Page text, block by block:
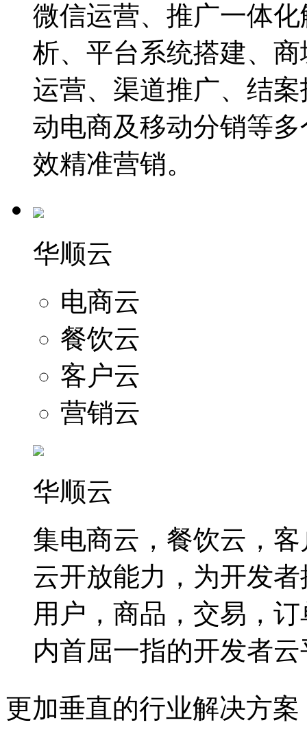
微信运营、推广一体
析、平台系统搭建、
运营、渠道推广、结
动电商及移动分销等
效精准营销。
华顺云
电商云
餐饮云
客户云
营销云
华顺云
集电商云，餐饮云，
云开放能力，为开发
用户，商品，交易，
内首屈一指的开发者
更加垂直的行业解决方